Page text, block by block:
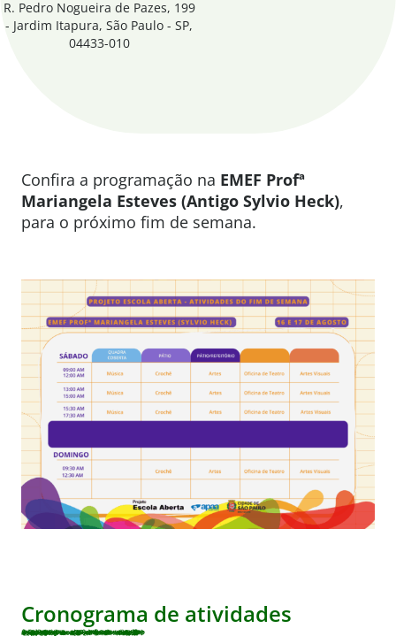
R. Pedro Nogueira de Pazes, 199
- Jardim Itapura, São Paulo - SP,
04433-010
Confira a programação na EMEF Profª
Mariangela Esteves (Antigo Sylvio Heck),
para o próximo fim de semana.
Cronograma de atividades